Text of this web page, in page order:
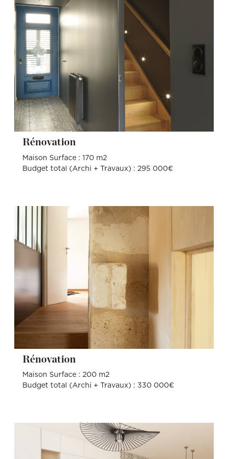
Rénovation
Maison Surface : 170 m2
Budget total (Archi + Travaux) : 295 000€
Rénovation
Maison Surface : 200 m2
Budget total (Archi + Travaux) : 330 000€